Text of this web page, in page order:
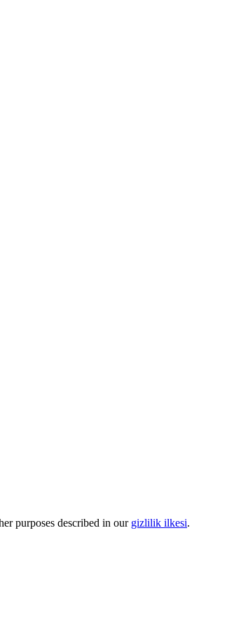
purposes described in our gizlilik ilkesi.